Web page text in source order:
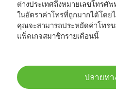
ต่างประเทศถึงหมายเลขโทรศั
ในอัตราค่าโทรที่ถูกมากได้โดย
คุณจะสามารถประหยัดค่าโทร
แพ็คเกจสมาชิกรายเดือนนี้
ปลายทา